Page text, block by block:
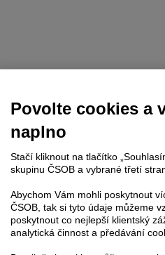
Skupina Patria Kariéra v Patrii
E-mail newsletter SMS
Povolte cookies a
naplno
Stačí kliknout na tlačítko
skupinu ČSOB a vybrané třetí
Abychom Vám mohli poskytnout
ČSOB, tak si tyto údaje můžeme
poskytnout co nejlepší klientský
analytická činnost a předávání